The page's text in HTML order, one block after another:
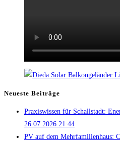
Neueste Beiträge
Praxiswissen für Schallstadt:
26.07.2026 21:44
PV auf dem Mehrfamilienhaus: